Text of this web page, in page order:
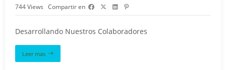
744Views Compartir en
Desarrollando Nuestros Colaboradores
Leer mas